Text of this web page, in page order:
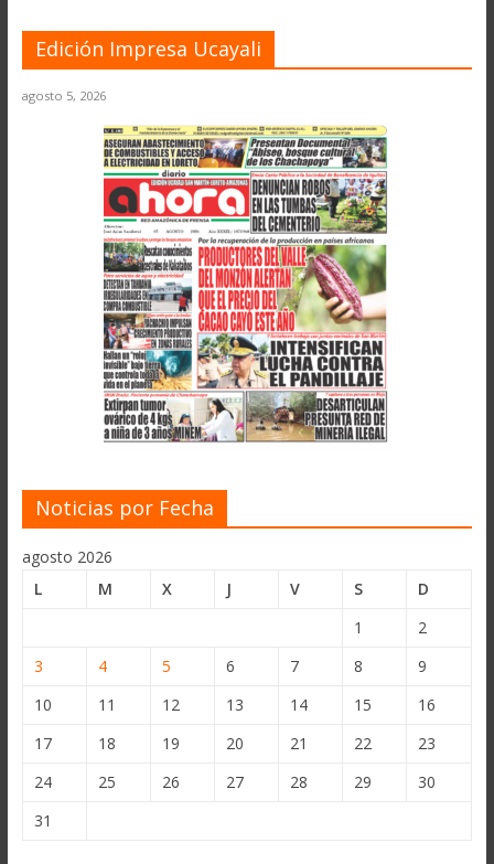
Edición Impresa Ucayali
agosto 5, 2026
Noticias por Fecha
agosto 2026
L
M X J V S
D
1
2
3
4 5 6 7 8
9
10
11 12 13 14 15
16
17
18 19 20 21 22
23
24
25 26 27 28 29
30
31